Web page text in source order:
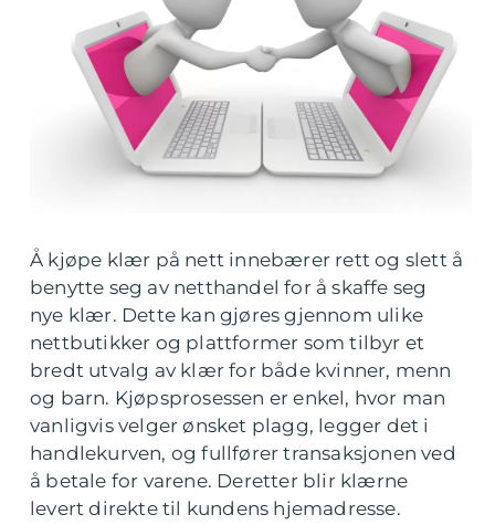
Å kjøpe klær på nett innebærer rett og slett å
benytte seg av netthandel for å skaffe seg
nye klær. Dette kan gjøres gjennom ulike
nettbutikker og plattformer som tilbyr et
bredt utvalg av klær for både kvinner, menn
og barn. Kjøpsprosessen er enkel, hvor man
vanligvis velger ønsket plagg, legger det i
handlekurven, og fullfører transaksjonen ved
å betale for varene. Deretter blir klærne
levert direkte til kundens hjemadresse.